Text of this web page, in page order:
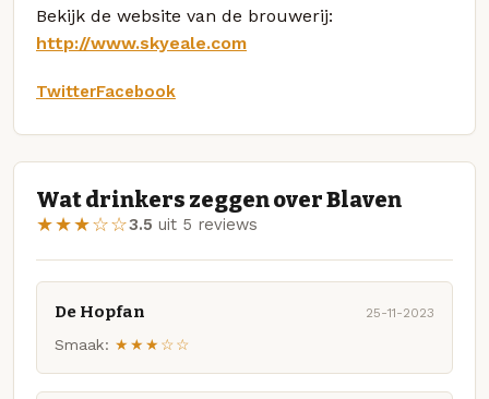
Bekijk de website van de brouwerij:
http://www.skyeale.com
TwitterFacebook
Wat drinkers zeggen over Blaven
★★★☆☆3.5 uit 5 reviews
De Hopfan 25-11-2023
Smaak: ★★★☆☆